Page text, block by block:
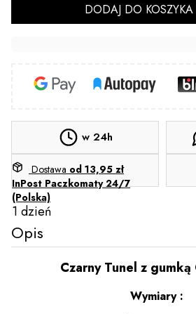
DODAJ DO KOSZYKA
w 24h
Dostawa od 13,95 zł
InPost Paczkomaty 24/7
(Polska)
1 dzień
Opis
CzarnyTunel z
Wymiary :